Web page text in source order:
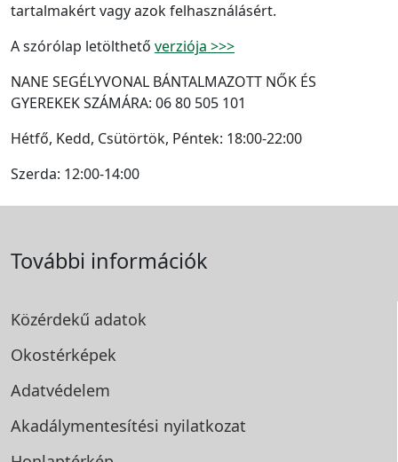
tartalmakért vagy azok felhasználásért.
A szórólap letölthető verziója >>>
NANE SEGÉLYVONAL BÁNTALMAZOTT NŐK ÉS
GYEREKEK SZÁMÁRA: 06 80 505 101
Hétfő, Kedd, Csütörtök, Péntek: 18:00-22:00
Szerda: 12:00-14:00
További információk
Közérdekű adatok
Okostérképek
Adatvédelem
Akadálymentesítési nyilatkozat